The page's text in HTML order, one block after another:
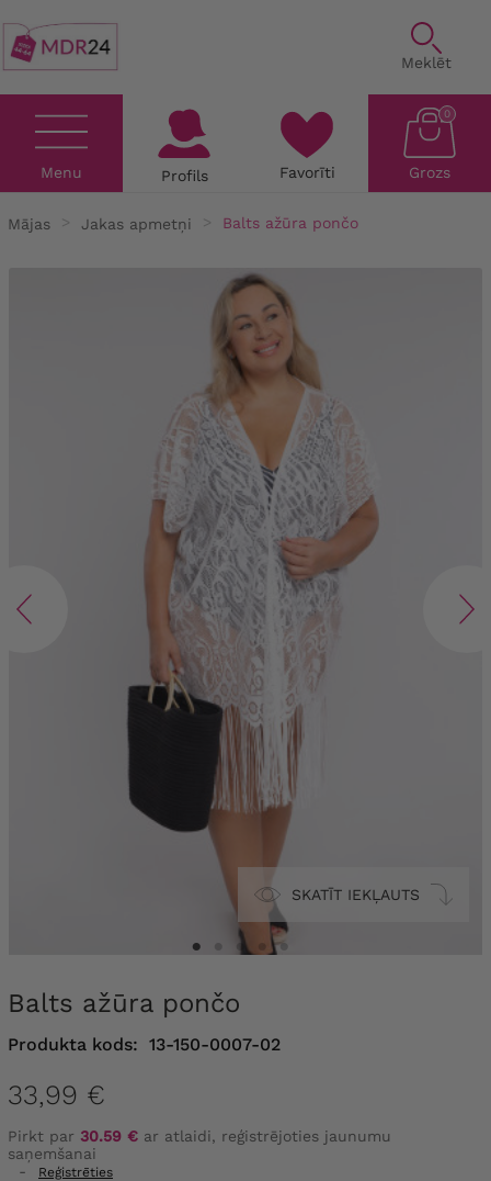
Meklēt
Menu Profils Favorīti Grozs
0
Mājas Jakas apmetņi Balts ažūra pončo
SKATĪT IEKĻAUTS
Balts ažūra pončo
Produkta kods: 13-150-0007-02
33,99 €
Pirkt par 30.59 € ar atlaidi, reģistrējoties jaunumu
saņemšanai
-
Reģistrēties